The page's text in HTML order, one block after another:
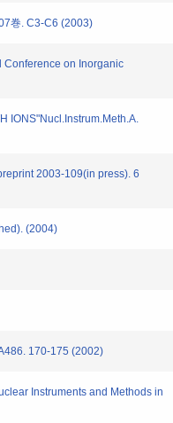
巻. C3-C6 (2003)
Conference on Inorganic
IONS"Nucl.Instrum.Meth.A.
2003-109(in press). 6
(2004)
170-175 (2002)
Instruments and Methods in